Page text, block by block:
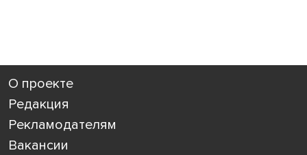
О проекте
Редакция
Рекламодателям
Вакансии